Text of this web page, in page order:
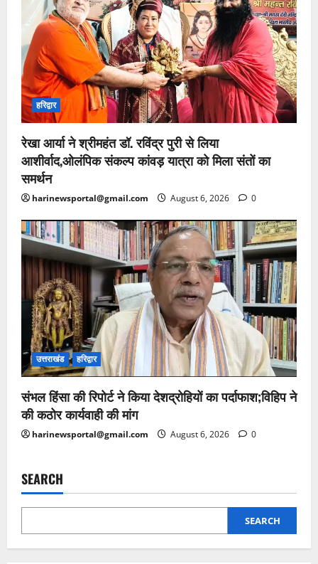
हरिद्वार
रेखा आर्या ने श्रीमहंत डॉ. रविंद्र पुरी से लिया
आशीर्वाद,ओलंपिक संकल्प कांवड़ यात्रा को मिला संतों का
समर्थन
harinewsportal@gmail.com August 6, 2026 0
उत्तराखंड हरिद्वार
संभल हिंसा की रिपोर्ट ने किया देशद्रोहियों का पर्दाफाश;विहिप ने
की कठोर कार्यवाही की मांग
harinewsportal@gmail.com August 6, 2026 0
SEARCH
SEARCH